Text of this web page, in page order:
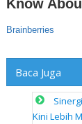
Baca Juga
Kini Lebih